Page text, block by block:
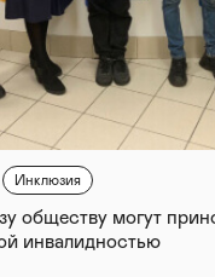
Инклюзия
обществу могут
инвалидностью